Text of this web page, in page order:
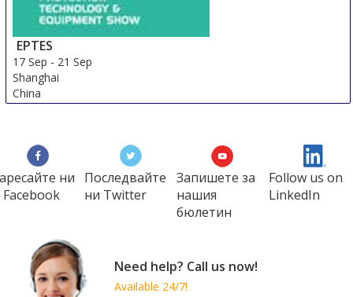
EPTES
17 Sep - 21 Sep
Shanghai
China
ни
Последвайте
ни Twitter
Запишете за
нашия
бюлетин
Follow us on
LinkedIn
Need help? Call us now!
Available 24/7!